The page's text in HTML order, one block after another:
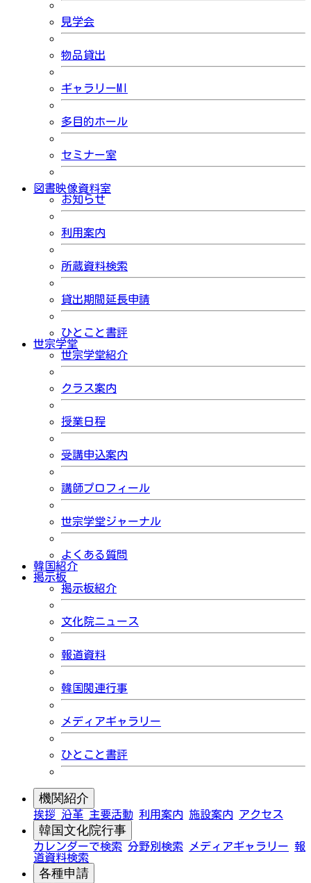
見学会
物品貸出
ギャラリーMI
多目的ホール
セミナー室
図書映像資料室
お知らせ
利用案内
所蔵資料検索
貸出期間延長申請
ひとこと書評
世宗学堂
世宗学堂紹介
クラス案内
授業日程
受講申込案内
講師プロフィール
世宗学堂ジャーナル
よくある質問
韓国紹介
掲示板
掲示板紹介
文化院ニュース
報道資料
韓国関連行事
メディアギャラリー
ひとこと書評
機関紹介
挨拶 沿革 主要活動 利用案内 施設案内 アクセス
韓国文化院行事
カレンダーで検索 分野別検索 メディアギャラリー 報
道資料検索
各種申請